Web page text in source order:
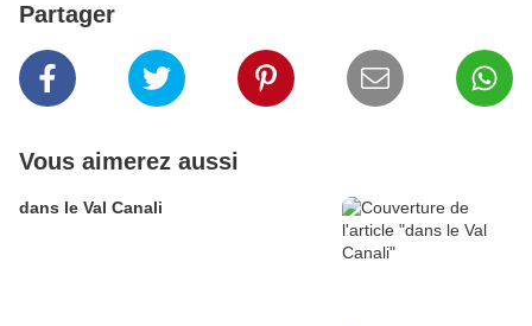
Partager
Vous aimerez aussi
dans le Val Canali